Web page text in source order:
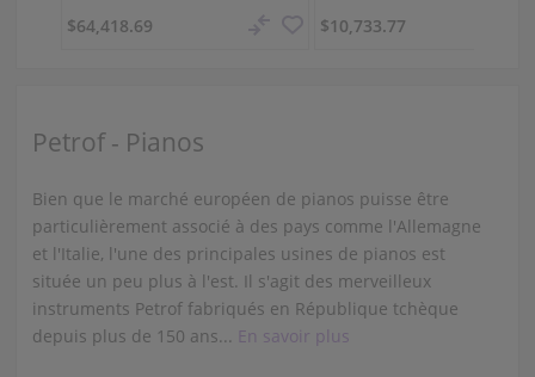
$64,418.69
$10,733.77
Petrof - Pianos
Bien que le marché européen de pianos puisse être
particulièrement associé à des pays comme l'Allemagne
et l'Italie, l'une des principales usines de pianos est
située un peu plus à l'est. Il s'agit des merveilleux
instruments Petrof fabriqués en République tchèque
depuis plus de 150 ans... En savoir plus